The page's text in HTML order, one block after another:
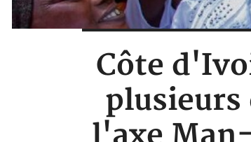
Côte
plusieurs